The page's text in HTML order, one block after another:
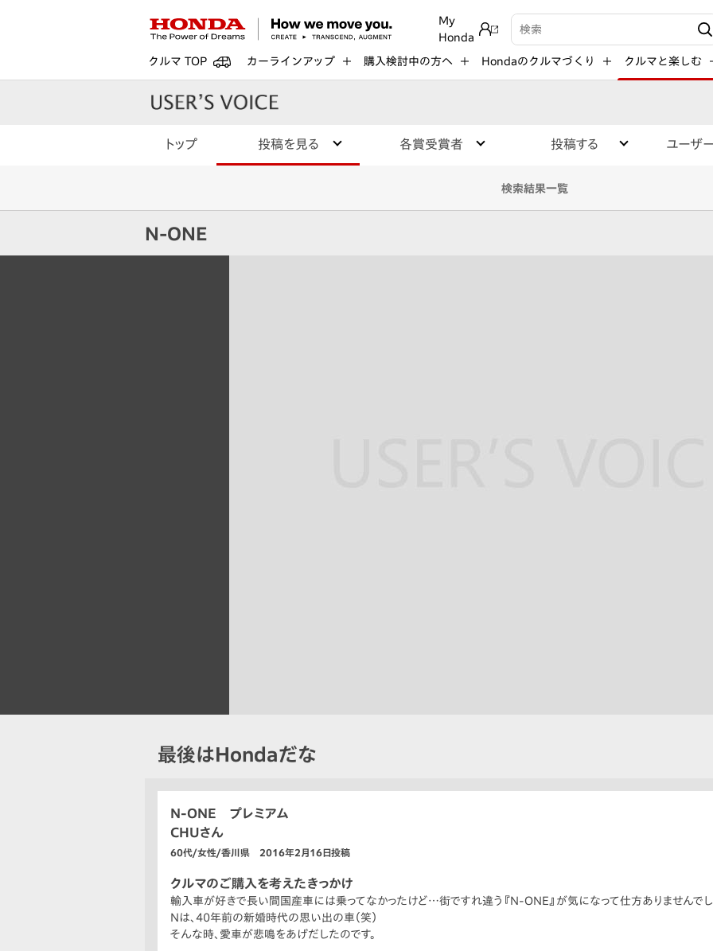
My
Honda
検索キーワード入力
クルマ TOP カーラインアップ 購入検討中の方へ Hondaのクルマづくり クルマと楽しむ
トップ 投稿を見る 各賞受賞者 投稿する ユーザ
検索結果一覧
N-ONE
最後はHondaだな
N-ONE プレミアム
CHUさん
60代/女性/香川県 2016年2月16日投稿
クルマのご購入を考えたきっかけ
輸入車が好きで長い間国産車には乗ってなかったけど…街ですれ違う『N-ONE』が気になって仕方ありませんでし
Nは、40年前の新婚時代の思い出の車（笑）
そんな時、愛車が悲鳴をあげだしたのです。